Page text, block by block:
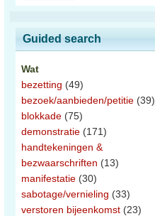
Guided search
Wat
bezetting (49)
bezoek/aanbieden/petitie (39)
blokkade (75)
demonstratie (171)
handtekeningen &
bezwaarschriften (13)
manifestatie (30)
sabotage/vernieling (33)
verstoren bijeenkomst (23)